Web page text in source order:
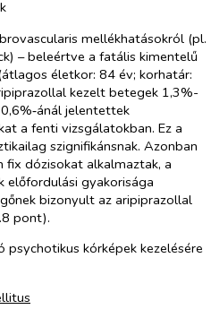
mellékhatásokról (pl.
– beleértve a fatális kimentelű
életkor: 84 év; korhatár:
kezelt betegek 1,3%-
jelentettek
a fenti vizsgálatokban. Ez a
szignifikánsnak. Azonban
fix dózisokat alkalmaztak, a
előfordulási gyakorisága
bizonyult az aripiprazollal
pont).
kórképek kezelésére